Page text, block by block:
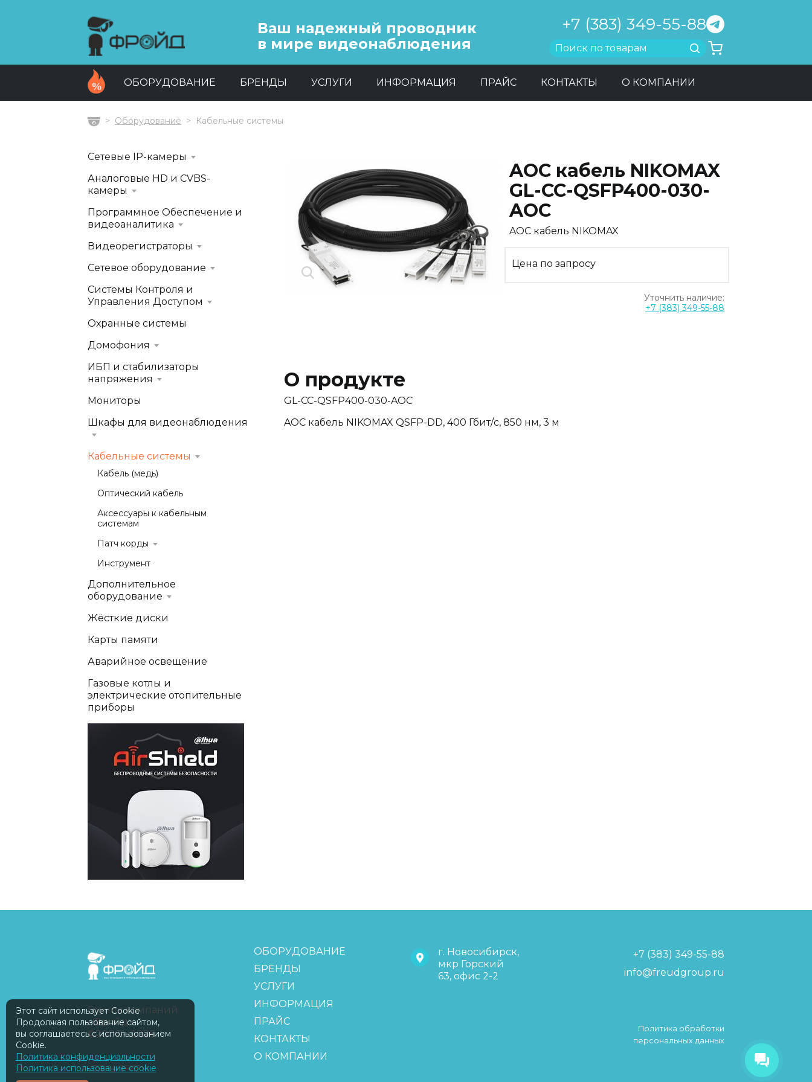
Привет! меня зовут Фройдик! я
Ваш надежный проводник
в мире видеонаблюдения
+7 (383) 349-55-88
Найти
ОБОРУДОВАНИЕ БРЕНДЫ УСЛУГИ ИНФОРМАЦИЯ ПРАЙС КОНТАКТЫ О КОМПАНИИ
ГлавнаяОборудование Кабельные системы
AOC кабель NIKOMAX
GL-CC-QSFP400-030-
AOC
AOC кабель NIKOMAX
Цена по запросу
Уточнить наличие:
+7 (383) 349-55-88
О продукте
GL-CC-QSFP400-030-AOC
AOC кабель NIKOMAX QSFP-DD, 400 Гбит/с, 850 нм, 3 м
Сетевые IP-камеры
Аналоговые HD и CVBS-
камеры
Программное Обеспечение и
видеоаналитика
Видеорегистраторы
Сетевое оборудование
Системы Контроля и
Управления Доступом
Охранные системы
Домофония
ИБП и стабилизаторы
напряжения
Мониторы
Шкафы для видеонаблюдения
Кабельные системы
Кабель (медь)
Оптический кабель
Аксессуары к кабельным
системам
Патч корды
Инструмент
Дополнительное
оборудование
Жёсткие диски
Карты памяти
Аварийное освещение
Газовые котлы и
электрические отопительные
приборы
FreudGroup
Группа компаний
«Фройд»
©2009—2026
ISOMORPH
ОБОРУДОВАНИЕ
БРЕНДЫ
УСЛУГИ
ИНФОРМАЦИЯ
ПРАЙС
КОНТАКТЫ
О КОМПАНИИ
г. Новосибирск,
мкр Горский
63, офис 2-2
+7 (383) 349-55-88
info@freudgroup.ru
Политика обработки
персональных данных
Этот сайт использует Cookie
Продолжая пользование сайтом,
вы соглашаетесь с использованием
Cookie.
Политика конфиденциальности
Политика использование cookie